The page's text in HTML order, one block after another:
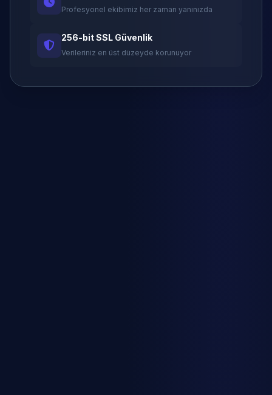
Profesyonel ekibimiz her zaman yanınızda
256-bit SSL Güvenlik
Verileriniz en üst düzeyde korunuyor